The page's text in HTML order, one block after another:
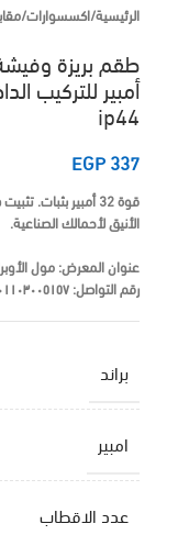
الرئيسية/اكسسوارات/
أمبير للتركيب
ip44
EGP337
قوة 32 أمبير
الأنيق لأحمالك الصناعية.
عنوان المعرض:مول
رقم التواصل:
براند
امبير
عدد الاقطاب